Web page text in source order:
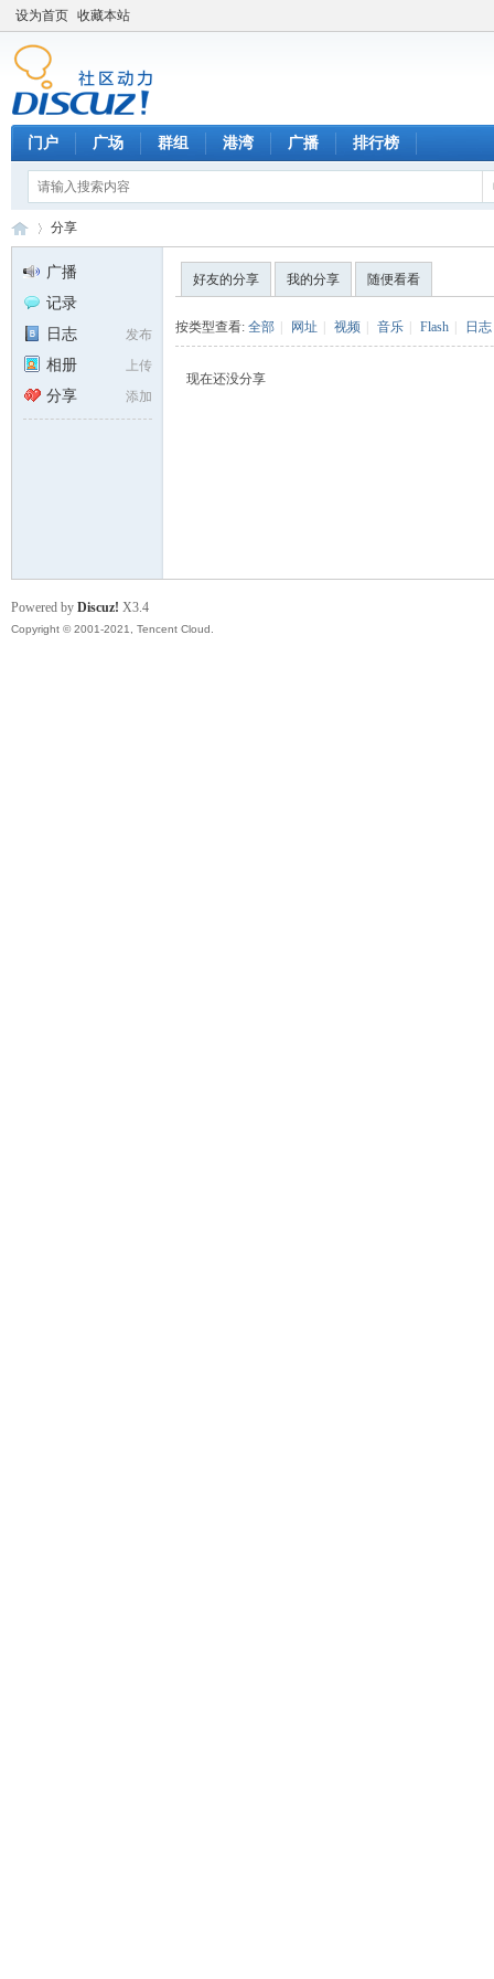
设为首页 收藏本站
门户 广场 群组 港湾 广播 排行榜
›
分享
广播
记录
发布
日志
上传
相册
添加
分享
好友的分享 我的分享 随便看看
按类型查看: 全部 网址 视频 音乐 Flash 日志
现在还没分享
Powered by Discuz! X3.4
Copyright © 2001-2021, Tencent Cloud.